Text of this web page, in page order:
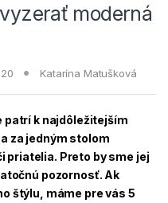
moderná
Katarína Matušková
k najdôležitejším
za jedným stolom
priatelia. Preto by sme jej
pozornosť. Ak
štýlu, máme pre vás 5